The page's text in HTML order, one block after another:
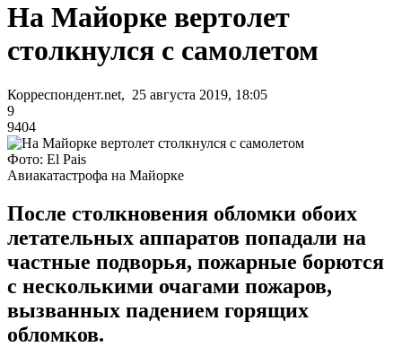
На Майорке вертолет
столкнулся с самолетом
Корреспондент.net, 25 августа 2019, 18:05
9
9404
Фото: El Pais
Авиакатастрофа на Майорке
После столкновения обломки обоих
летательных аппаратов попадали на
частные подворья, пожарные борются
с несколькими очагами пожаров,
вызванных падением горящих
обломков.